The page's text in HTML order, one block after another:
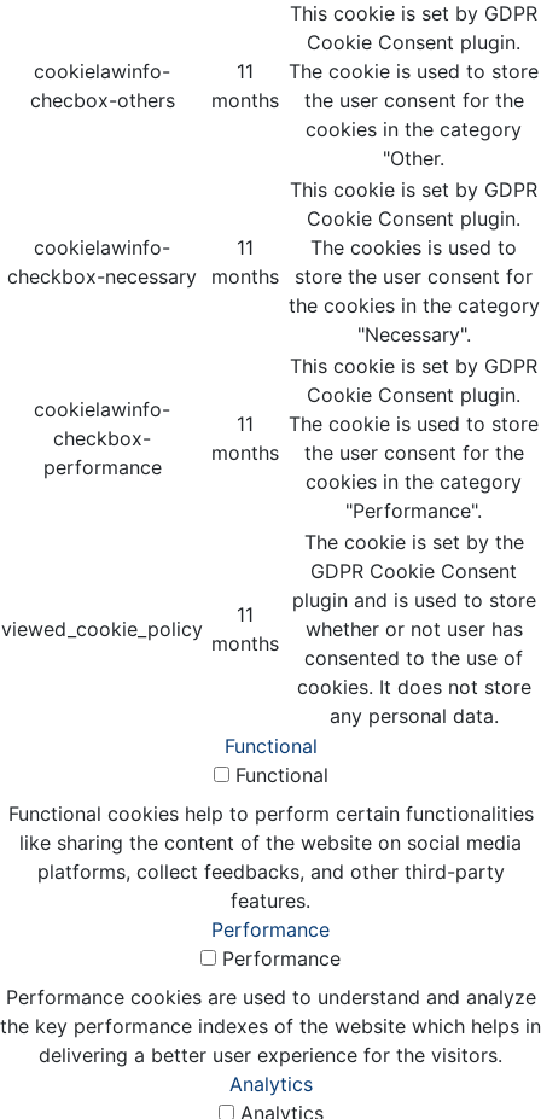
cookielawinfo-
checbox-others
11
months
This cookie is set by GDPR
Cookie Consent plugin.
The cookie is used to store
the user consent for the
cookies in the category
"Other.
cookielawinfo-
checkbox-necessary
11
months
This cookie is set by GDPR
Cookie Consent plugin.
The cookies is used to
store the user consent for
the cookies in the category
"Necessary".
cookielawinfo-
checkbox-
performance
11
months
This cookie is set by GDPR
Cookie Consent plugin.
The cookie is used to store
the user consent for the
cookies in the category
"Performance".
viewed_cookie_policy
11
months
The cookie is set by the
GDPR Cookie Consent
plugin and is used to store
whether or not user has
consented to the use of
cookies. It does not store
any personal data.
Functional
Functional
Functional cookies help to perform certain functionalities
like sharing the content of the website on social media
platforms, collect feedbacks, and other third-party
features.
Performance
Performance
Performance cookies are used to understand and analyze
the key performance indexes of the website which helps in
delivering a better user experience for the visitors.
Analytics
Analytics